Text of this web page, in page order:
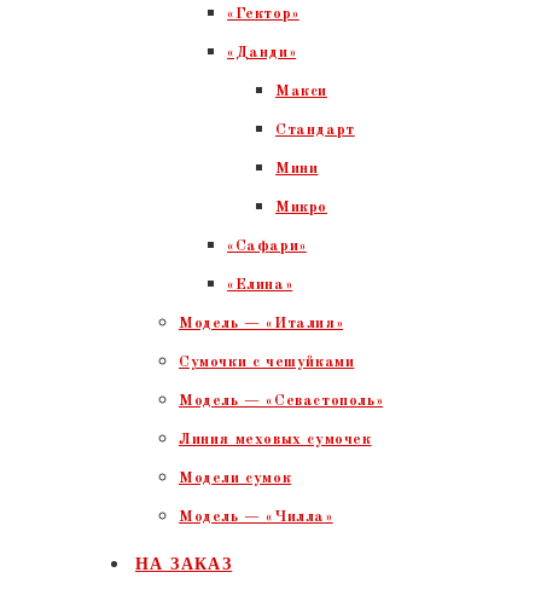
«Гектор»
«Данди»
Макси
Стандарт
Мини
Микро
«Сафари»
«Елина»
Модель — «Италия»
Сумочки с чешуйками
Модель — «Севастополь»
Линия меховых сумочек
Модели сумок
Модель — «Чилла»
НА ЗАКАЗ